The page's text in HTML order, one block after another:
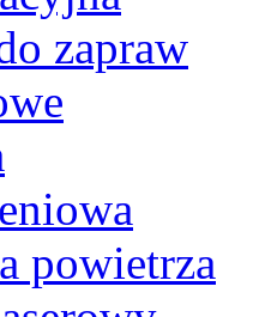
zapraw
powietrza